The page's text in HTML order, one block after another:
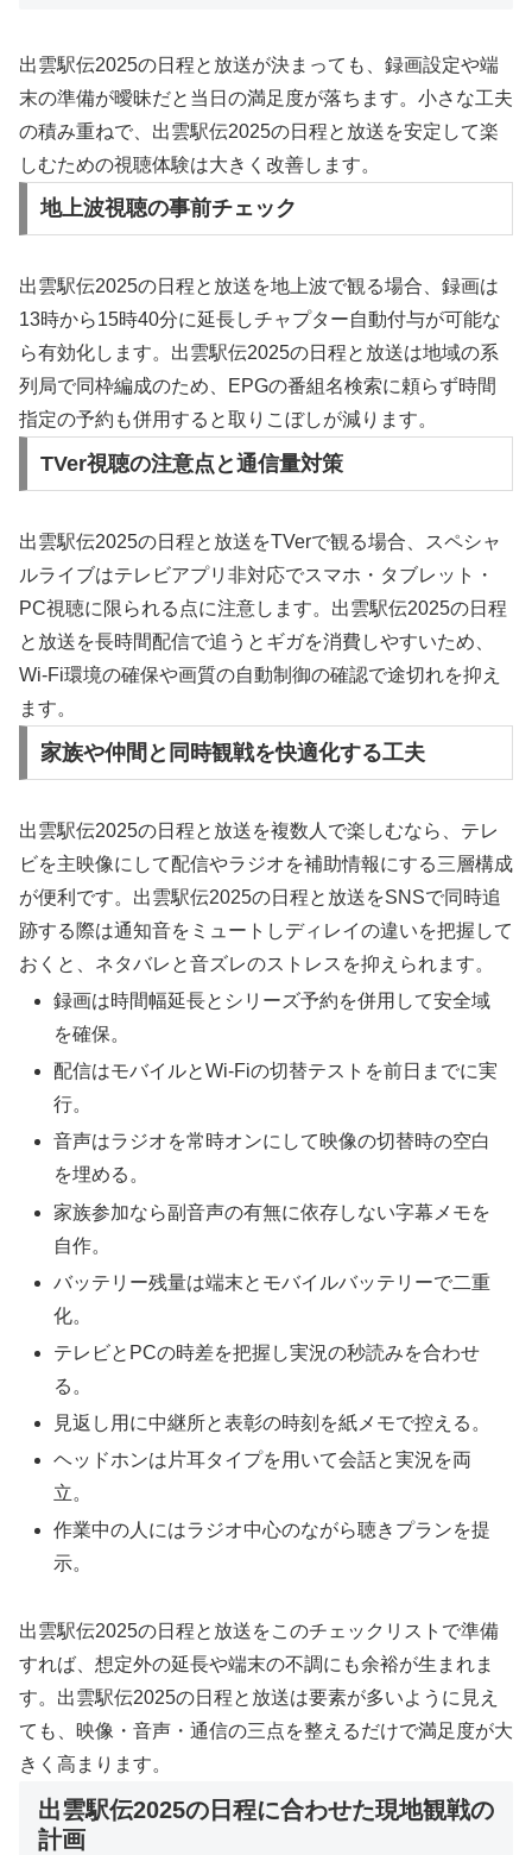
出雲駅伝2025の日程と放送が決まっても、録画設定や端
末の準備が曖昧だと当日の満足度が落ちます。小さな工夫
の積み重ねで、出雲駅伝2025の日程と放送を安定して楽
しむための視聴体験は大きく改善します。
地上波視聴の事前チェック
出雲駅伝2025の日程と放送を地上波で観る場合、録画は
13時から15時40分に延長しチャプター自動付与が可能な
ら有効化します。出雲駅伝2025の日程と放送は地域の系
列局で同枠編成のため、EPGの番組名検索に頼らず時間
指定の予約も併用すると取りこぼしが減ります。
TVer視聴の注意点と通信量対策
出雲駅伝2025の日程と放送をTVerで観る場合、スペシャ
ルライブはテレビアプリ非対応でスマホ・タブレット・
PC視聴に限られる点に注意します。出雲駅伝2025の日程
と放送を長時間配信で追うとギガを消費しやすいため、
Wi-Fi環境の確保や画質の自動制御の確認で途切れを抑え
ます。
家族や仲間と同時観戦を快適化する工夫
出雲駅伝2025の日程と放送を複数人で楽しむなら、テレ
ビを主映像にして配信やラジオを補助情報にする三層構成
が便利です。出雲駅伝2025の日程と放送をSNSで同時追
跡する際は通知音をミュートしディレイの違いを把握して
おくと、ネタバレと音ズレのストレスを抑えられます。
録画は時間幅延長とシリーズ予約を併用して安全域
を確保。
配信はモバイルとWi-Fiの切替テストを前日までに実
行。
音声はラジオを常時オンにして映像の切替時の空白
を埋める。
家族参加なら副音声の有無に依存しない字幕メモを
自作。
バッテリー残量は端末とモバイルバッテリーで二重
化。
テレビとPCの時差を把握し実況の秒読みを合わせ
る。
見返し用に中継所と表彰の時刻を紙メモで控える。
ヘッドホンは片耳タイプを用いて会話と実況を両
立。
作業中の人にはラジオ中心のながら聴きプランを提
示。
出雲駅伝2025の日程と放送をこのチェックリストで準備
すれば、想定外の延長や端末の不調にも余裕が生まれま
す。出雲駅伝2025の日程と放送は要素が多いように見え
ても、映像・音声・通信の三点を整えるだけで満足度が大
きく高まります。
出雲駅伝2025の日程に合わせた現地観戦の
計画